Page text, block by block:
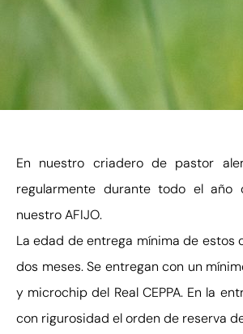
En nuestro criadero de pastor
regularmente durante todo el año
nuestro AFIJO.
La edad de entrega mínima de estos
dos meses. Se entregan con un
y microchip del Real CEPPA. En la
con rigurosidad el orden de reserva